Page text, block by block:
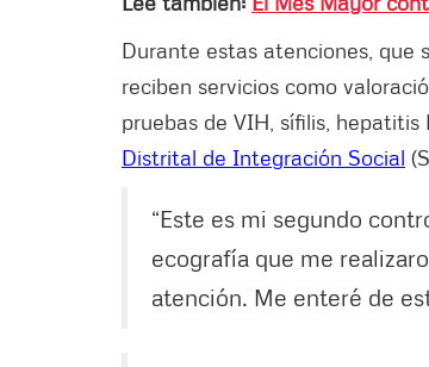
Durante estas atenciones, que
reciben servicios como
pruebas de VIH, sífilis,
Distrital de Integración Social
“Este es mi segundo
ecografía que me
atención. Me enteré de